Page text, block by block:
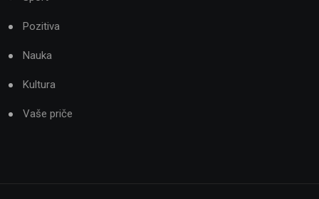
Pozitiva
Nauka
Kultura
Vaše priče